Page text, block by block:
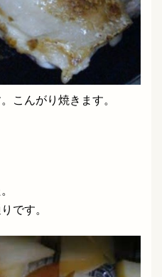
こんがり焼きます。
です。